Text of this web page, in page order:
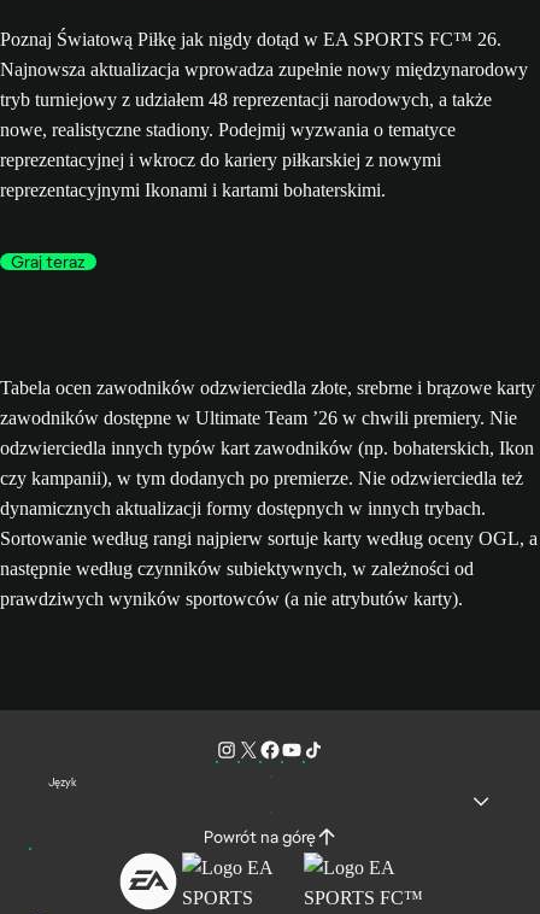
Poznaj Światową Piłkę jak nigdy dotąd w EA SPORTS FC™ 26.
Najnowsza aktualizacja wprowadza zupełnie nowy międzynarodowy
tryb turniejowy z udziałem 48 reprezentacji narodowych, a także
nowe, realistyczne stadiony. Podejmij wyzwania o tematyce
reprezentacyjnej i wkrocz do kariery piłkarskiej z nowymi
reprezentacyjnymi Ikonami i kartami bohaterskimi.
Graj teraz
Tabela ocen zawodników odzwierciedla złote, srebrne i brązowe karty
zawodników dostępne w Ultimate Team ’26 w chwili premiery. Nie
odzwierciedla innych typów kart zawodników (np. bohaterskich, Ikon
czy kampanii), w tym dodanych po premierze. Nie odzwierciedla też
dynamicznych aktualizacji formy dostępnych w innych trybach.
Sortowanie według rangi najpierw sortuje karty według oceny OGL, a
następnie według czynników subiektywnych, w zależności od
prawdziwych wyników sportowców (a nie atrybutów karty).
Język
Powrót na górę